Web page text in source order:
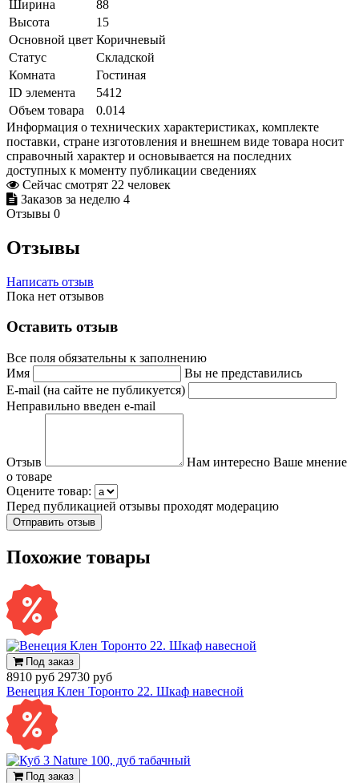
Ширина
88
Высота
15
Основной цвет Коричневый
Статус
Складской
Комната
Гостиная
ID элемента
5412
Объем товара
0.014
Информация о технических характеристиках, комплекте
поставки, стране изготовления и внешнем виде товара носит
справочный характер и основывается на последних
доступных к моменту публикации сведениях
Сейчас смотрят 22 человек
Заказов за неделю 4
Отзывы 0
Отзывы
Написать отзыв
Пока нет отзывов
Оставить отзыв
Все поля обязательны к заполнению
Имя
Вы не представились
E-mail (на сайте не публикуется)
Неправильно введен e-mail
Отзыв
Нам интересно Ваше мнение
о товаре
Оцените товар:
Перед публикацией отзывы проходят модерацию
Похожие товары
Под заказ
8910 руб 29730 руб
Венеция Клен Торонто 22. Шкаф навесной
Под заказ